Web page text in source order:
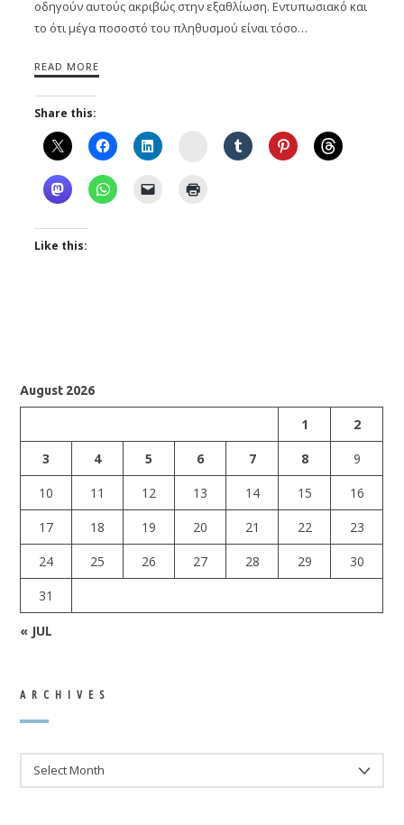
οδηγούν αυτούς ακριβώς στην εξαθλίωση. Εντυπωσιακό και
το ότι μέγα ποσοστό του πληθυσμού είναι τόσο…
READ MORE
Share this:
Instagram
Like this:
August 2026
1
2
3
4 5 6 7 8
9
10
11 12 13 14 15
16
17
18 19 20 21 22
23
24
25 26 27 28 29
30
31
« JUL
ARCHIVES